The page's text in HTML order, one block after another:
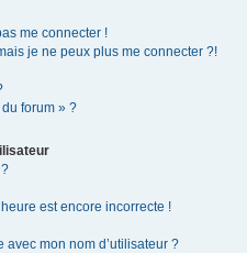
me connecter !
je ne peux plus me connecter ?!
forum » ?
est encore incorrecte !
mon nom d’utilisateur ?